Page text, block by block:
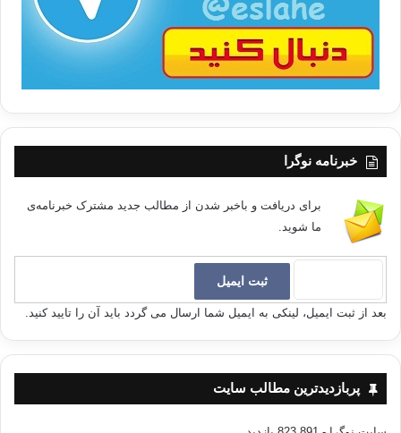
خبرنامه نوگرا
برای دریافت و باخبر شدن از مطالب جدید مشترک خبرنامه‌ی
ما شوید.
بعد از ثبت ایمیل، لینکی به ایمیل شما ارسال می گردد باید آن را تایید کنید.
پربازدیدترین مطالب سایت